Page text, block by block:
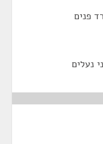
פנים
נעלים